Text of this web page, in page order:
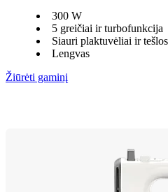
300 W
5 greičiai ir turbofunkcija
Siauri plaktuvėliai ir
Lengvas
Žiūrėti gaminį